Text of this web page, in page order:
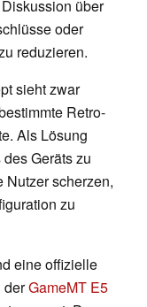
über
oder
reduzieren.
sieht zwar
Retro-
Als Lösung
Geräts zu
Nutzer scherzen,
zu
eine offizielle
GameMT E5